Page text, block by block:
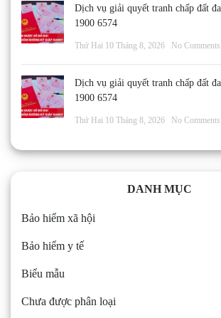
Dịch vụ giải quyết tranh chấp đất
1900 6574
Thứ Hai 10 Tháng 8, 2026 No Comments
Dịch vụ giải quyết tranh chấp đất
1900 6574
Thứ Hai 10 Tháng 8, 2026 No Comments
DANH MỤC
Bảo hiểm xã hội
Bảo hiểm y tế
Biểu mẫu
Chưa được phân loại